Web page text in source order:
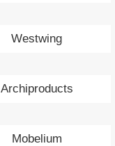
Westwing
Archiproducts
Mobelium